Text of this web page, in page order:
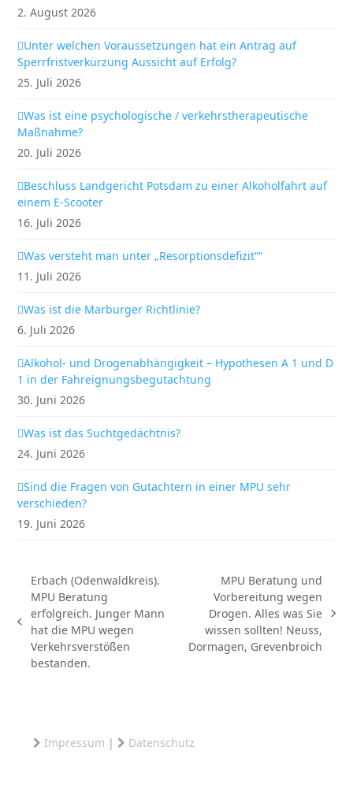
2. August 2026
Unter welchen Voraussetzungen hat ein Antrag auf
Sperrfristverkürzung Aussicht auf Erfolg?
25. Juli 2026
Was ist eine psychologische / verkehrstherapeutische
Maßnahme?
20. Juli 2026
Beschluss Landgericht Potsdam zu einer Alkoholfahrt auf
einem E-Scooter
16. Juli 2026
Was versteht man unter „Resorptionsdefizit““
11. Juli 2026
Was ist die Marburger Richtlinie?
6. Juli 2026
Alkohol- und Drogenabhängigkeit – Hypothesen A 1 und D
1 in der Fahreignungsbegutachtung
30. Juni 2026
Was ist das Suchtgedächtnis?
24. Juni 2026
Sind die Fragen von Gutachtern in einer MPU sehr
verschieden?
19. Juni 2026
vorheriger
Beitrag:
Erbach (Odenwaldkreis).
MPU Beratung
erfolgreich. Junger Mann
hat die MPU wegen
Verkehrsverstößen
bestanden.
Nächster
Beitrag:
MPU Beratung und
Vorbereitung wegen
Drogen. Alles was Sie
wissen sollten! Neuss,
Dormagen, Grevenbroich
Impressum | Datenschutz